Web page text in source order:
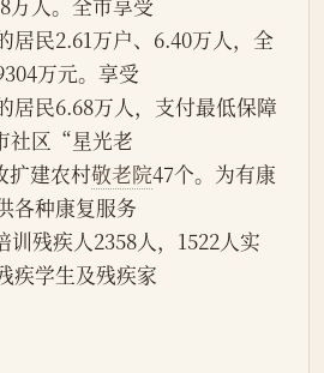
万人。全市享受
居民2.61万户、6.40万人，全
万元。享受
居民6.68万人，支付最低保障
社区“星光老
扩建农村敬老院47个。为有康
各种康复服务
训残疾人2358人，1522人实
疾学生及残疾家